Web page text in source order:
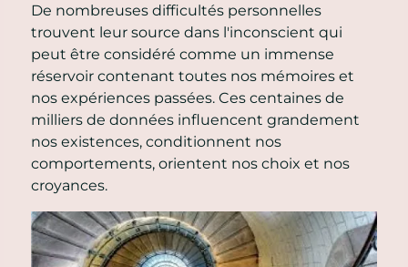
De nombreuses difficultés personnelles
trouvent leur source dans l'inconscient qui
peut être considéré comme un immense
réservoir contenant toutes nos mémoires et
nos expériences passées. Ces centaines de
milliers de données influencent grandement
nos existences, conditionnent nos
comportements, orientent nos choix et nos
croyances.